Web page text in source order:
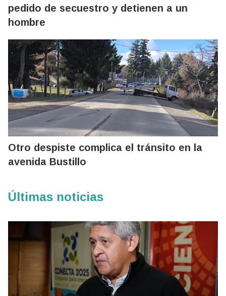
pedido de secuestro y detienen a un
hombre
Otro despiste complica el tránsito en la
avenida Bustillo
Últimas noticias